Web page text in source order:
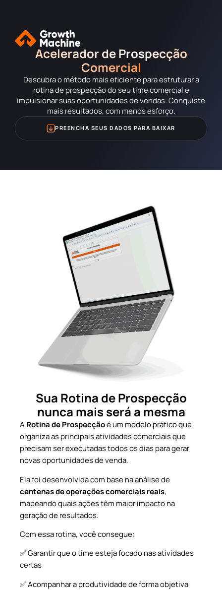
Acelerador de Prospecção
Comercial
Descubra o método mais eficiente para estruturar a
rotina de prospecção do seu time comercial e
impulsionar suas oportunidades de vendas. Conquiste
mais resultados, com menos esforço.
PREENCHA SEUS DADOS PARA BAIXAR
Sua Rotina de Prospecção
nunca mais será a mesma
A Rotina de Prospecçãoé um modelo prático que
organiza as principais atividades comerciais que
precisam ser executadas todos os dias para gerar
novas oportunidades de venda.
Ela foi desenvolvida com base na análise de
centenas de operações comerciais reais,
mapeando quais ações têm maior impacto na
geração de resultados.
Com essa rotina, você consegue:
✅ Garantir que o time esteja focado nas atividades
certas
✅ Acompanhar a produtividade de forma objetiva